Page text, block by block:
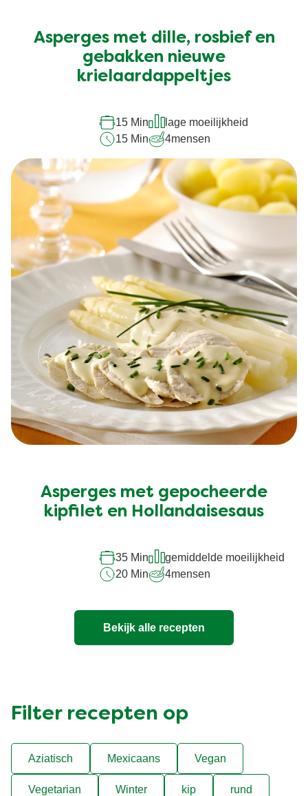
Asperges met dille, rosbief en
gebakken nieuwe
krielaardappeltjes
15 Min
lage moeilijkheid
15 Min
4mensen
Asperges met gepocheerde
kipfilet en Hollandaisesaus
35 Min
gemiddelde moeilijkheid
20 Min
4mensen
Bekijk alle recepten
Filter recepten op
Aziatisch Mexicaans Vegan
Vegetarian Winter kip rund